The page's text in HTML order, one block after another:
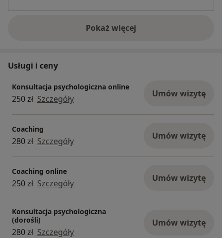
Pokaż więcejo doświadczeniu
Usługi i ceny
Konsultacja psychologiczna online
250 zł Szczegóły Umów wizytę
Coaching
280 zł Szczegóły Umów wizytę
Coaching online
250 zł Szczegóły Umów wizytę
Konsultacja psychologiczna
(dorośli)
280 zł Szczegóły
Umów wizytę